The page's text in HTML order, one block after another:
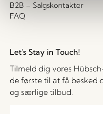
B2B – Salgskontakter
FAQ
Let's Stay in Touch!
Tilmeld dig vores
de første til at få besked
og særlige tilbud.